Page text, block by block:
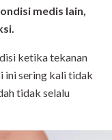
medis lain,
ketika tekanan
ini sering kali tidak
tidak selalu